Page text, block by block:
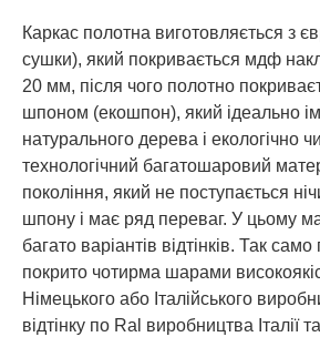
Каркас полотна виготовляється з
сушки), який покривається мдф
20 мм, після чого полотно
шпоном (екошпон), який ідеально
натурального дерева і екологічно
технологічний багатошаровий
покоління, який не поступається
шпону і має ряд переваг. У цьому
багато варіантів відтінків. Так
покрито чотирма шарами
Німецького або Італійського
відтінку по Ral виробництва Італії